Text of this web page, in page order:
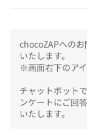
chocoZAPへの
いたします。
※画面右下のア
チャットボット
ンケートにご回
いたします。